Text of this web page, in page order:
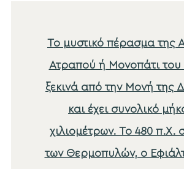
Το μυστικό πέρασμα της
Ατραπού ή Μονοπάτι του
ξεκινά από την Μονή της
και έχει συνολικό
χιλιομέτρων. Το 480 π.Χ.
των Θερμοπυλών, ο